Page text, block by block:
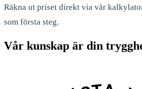
Räkna ut priset direkt via vår
som första steg.
Vår kunskap är din